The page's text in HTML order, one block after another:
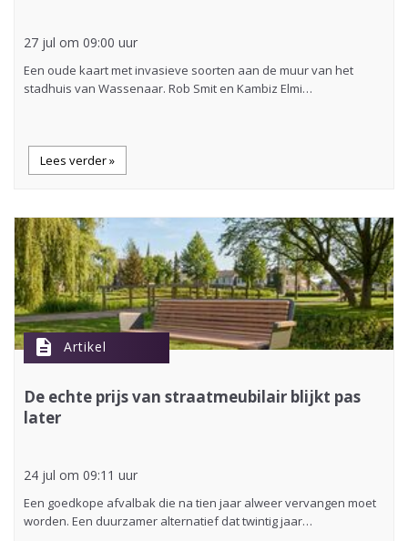
27 jul om 09:00 uur
Een oude kaart met invasieve soorten aan de muur van het
stadhuis van Wassenaar. Rob Smit en Kambiz Elmi…
Lees verder »
description Artikel
De echte prijs van straatmeubilair blijkt pas
later
24 jul om 09:11 uur
Een goedkope afvalbak die na tien jaar alweer vervangen moet
worden. Een duurzamer alternatief dat twintig jaar…